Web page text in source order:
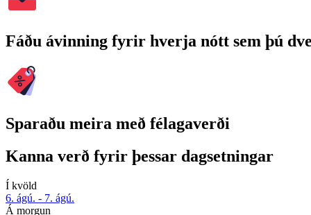
Fáðu ávinning fyrir hverja nótt sem þú
Sparaðu meira með félagaverði
Kanna verð fyrir þessar dagsetningar
Í kvöld
6. ágú. - 7. ágú.
Á morgun